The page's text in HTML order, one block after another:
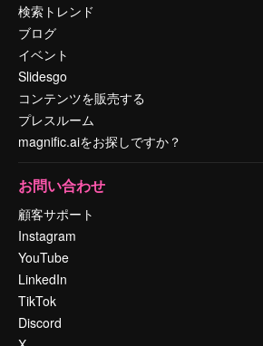
検索トレンド
ブログ
イベント
Slidesgo
コンテンツを販売する
プレスルーム
magnific.aiをお探しですか？
お問い合わせ
顧客サポート
Instagram
YouTube
LinkedIn
TikTok
Discord